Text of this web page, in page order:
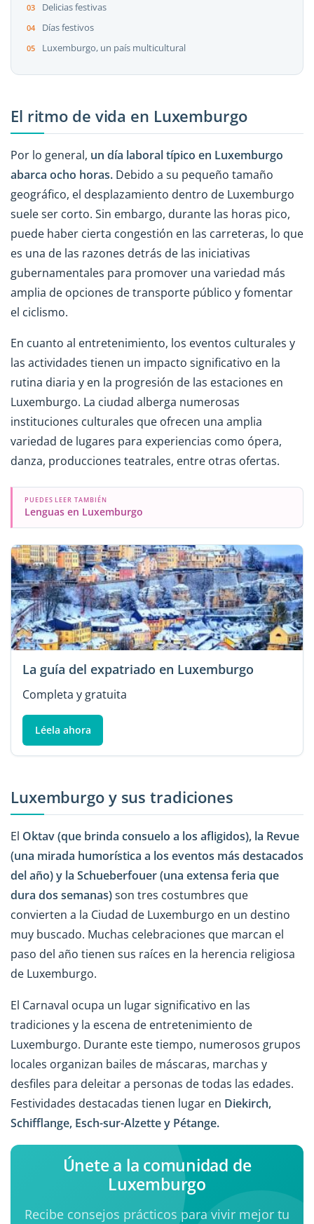
Delicias festivas
Días festivos
Luxemburgo, un país multicultural
El ritmo de vida en Luxemburgo
Por lo general, un día laboral típico en Luxemburgo
abarca ocho horas. Debido a su pequeño tamaño
geográfico, el desplazamiento dentro de Luxemburgo
suele ser corto. Sin embargo, durante las horas pico,
puede haber cierta congestión en las carreteras, lo que
es una de las razones detrás de las iniciativas
gubernamentales para promover una variedad más
amplia de opciones de transporte público y fomentar
el ciclismo.
En cuanto al entretenimiento, los eventos culturales y
las actividades tienen un impacto significativo en la
rutina diaria y en la progresión de las estaciones en
Luxemburgo. La ciudad alberga numerosas
instituciones culturales que ofrecen una amplia
variedad de lugares para experiencias como ópera,
danza, producciones teatrales, entre otras ofertas.
PUEDES LEER TAMBIÉN
Lenguas en Luxemburgo
La guía del expatriado en Luxemburgo
Completa y gratuita
Léela ahora
Luxemburgo y sus tradiciones
El Oktav (que brinda consuelo a los afligidos), la Revue
(una mirada humorística a los eventos más destacados
del año) y la Schueberfouer (una extensa feria que
dura dos semanas)son tres costumbres que
convierten a la Ciudad de Luxemburgo en un destino
muy buscado. Muchas celebraciones que marcan el
paso del año tienen sus raíces en la herencia religiosa
de Luxemburgo.
El Carnaval ocupa un lugar significativo en las
tradiciones y la escena de entretenimiento de
Luxemburgo. Durante este tiempo, numerosos grupos
locales organizan bailes de máscaras, marchas y
desfiles para deleitar a personas de todas las edades.
Festividades destacadas tienen lugar en Diekirch,
Schifflange, Esch-sur-Alzette y Pétange.
Únete a la comunidad de
Luxemburgo
Recibe consejos prácticos para vivir mejor tu